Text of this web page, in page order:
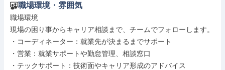
職場環境・雰囲気
職場環境
現場の困り事からキャリア相談まで、チームでフォローします。
・コーディネーター：就業先が決まるまでサポート
・営業：就業サポートや勤怠管理、相談窓口
・テックサポート：技術面やキャリア形成のアドバイス